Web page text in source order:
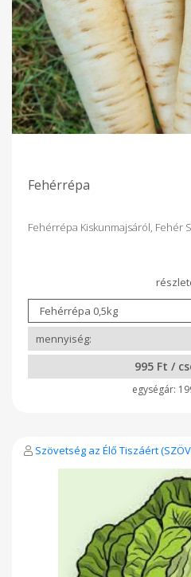
Fehérrépa
Fehérrépa Kiskunmajsáról, Fehér
995 Ft /
Szövetség az Élő Tiszáért